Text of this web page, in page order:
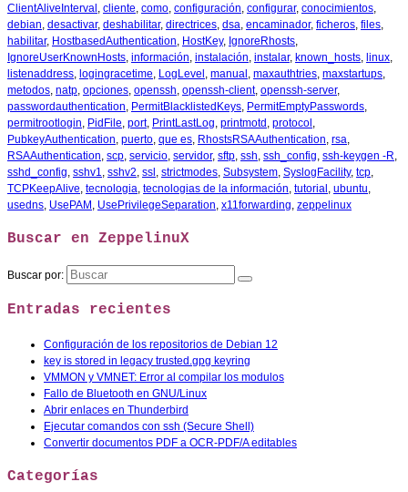
ClientAliveInterval , cliente, como, configuración, configurar, conocimientos,
debian, desactivar, deshabilitar, directrices, dsa, encaminador, ficheros, files,
habilitar, HostbasedAuthentication, HostKey, IgnoreRhosts,
IgnoreUserKnownHosts, información, instalación, instalar, known_hosts, linux,
listenaddress, logingracetime, LogLevel , manual , maxauthtries, maxstartups,
metodos, natp, opciones, openssh, openssh-client, openssh-server,
passwordauthentication, PermitBlacklistedKeys, PermitEmptyPasswords,
permitrootlogin, PidFile, port, PrintLastLog, printmotd , protocol ,
PubkeyAuthentication, puerto, que es, RhostsRSAAuthentication, rsa,
RSAAuthentication, scp, servicio, servidor, sftp, ssh, ssh_config, ssh-keygen -R,
sshd_config, sshv1, sshv2, ssl , strictmodes, Subsystem, SyslogFacility, tcp,
TCPKeepAlive, tecnologia, tecnologias de la información, tutorial , ubuntu,
usedns, UsePAM , UsePrivilegeSeparation, x11forwarding, zeppelinux
Buscar en ZeppelinuX
Buscar por:
Entradas recientes
Configuración de los repositorios de Debian 12
key is stored in legacy trusted.gpg keyring
VMMON y VMNET: Error al compilar los modulos
Fallo de Bluetooth en GNU/Linux
Abrir enlaces en Thunderbird
Ejecutar comandos con ssh (Secure Shell)
Convertir documentos PDF a OCR-PDF/A editables
Categorías